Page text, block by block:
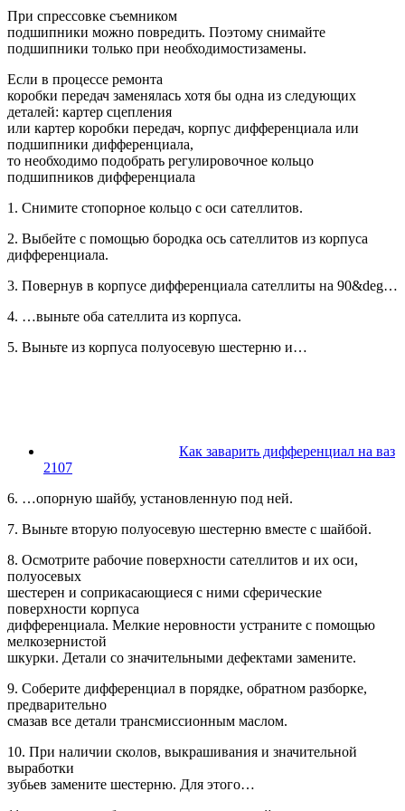
При спрессовке съемником
подшипники можно повредить. Поэтому снимайте
подшипники только при необходимостизамены.
Если в процессе ремонта
коробки передач заменялась хотя бы одна из следующих
деталей: картер сцепления
или картер коробки передач, корпус дифференциала или
подшипники дифференциала,
то необходимо подобрать регулировочное кольцо
подшипников дифференциала
1. Снимите стопорное кольцо с оси сателлитов.
2. Выбейте с помощью бородка ось сателлитов из корпуса
дифференциала.
3. Повернув в корпусе дифференциала сателлиты на 90&deg…
4. …выньте оба сателлита из корпуса.
5. Выньте из корпуса полуосевую шестерню и…
Как заварить дифференциал на ваз
2107
6. …опорную шайбу, установленную под ней.
7. Выньте вторую полуосевую шестерню вместе с шайбой.
8. Осмотрите рабочие поверхности сателлитов и их оси,
полуосевых
шестерен и соприкасающиеся с ними сферические
поверхности корпуса
дифференциала. Мелкие неровности устраните с помощью
мелкозернистой
шкурки. Детали со значительными дефектами замените.
9. Соберите дифференциал в порядке, обратном разборке,
предварительно
смазав все детали трансмиссионным маслом.
10. При наличии сколов, выкрашивания и значительной
выработки
зубьев замените шестерню. Для этого…